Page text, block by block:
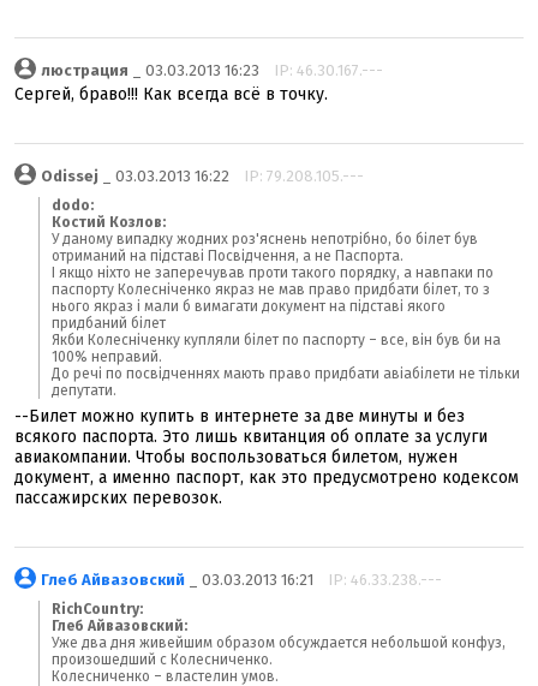
люстрация _ 03.03.2013 16:23 IP: 46.30.167.---
Сергей, браво!!! Как всегда всё в точку.
Odissej _ 03.03.2013 16:22 IP: 79.208.105.---
dodo:
Костий Козлов:
У даному випадку жодних роз'яснень непотрібно, бо білет був
отриманий на підставі Посвідчення, а не Паспорта.
І якщо ніхто не заперечував проти такого порядку, а навпаки по
паспорту Колесніченко якраз не мав право придбати білет, то з
нього якраз і мали б вимагати документ на підставі якого
придбаний білет
Якби Колесніченку купляли білет по паспорту – все, він був би на
100% неправий.
До речі по посвідченнях мають право придбати авіабілети не тільки
депутати.
--Билет можно купить в интернете за две минуты и без
всякого паспорта. Это лишь квитанция об оплате за услуги
авиакомпании. Чтобы воспользоваться билетом, нужен
документ, а именно паспорт, как это предусмотрено кодексом
пассажирских перевозок.
Глеб Айвазовский _ 03.03.2013 16:21 IP: 46.33.238.---
RichCountry:
Глеб Айвазовский:
Уже два дня живейшим образом обсуждается небольшой конфуз,
произошедший с Колесниченко.
Колесниченко – властелин умов.